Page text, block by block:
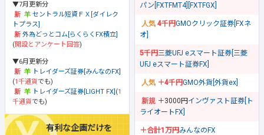
▼7月更新分
セントラル短資ＦＸ[ダイレク
トプラス]
外為どっとコム[らくらくFX積立]
(開設とアンケート回答)
▼6月更新分
トレイダーズ証券[みんなのFX]
(1千通貨でも)
トレイダーズ証券[LIGHT FX] (1
千通貨でも)
有利な企画だけを
パン[FXTFMT4][FXTFGX]
4千円GMOクリック証券[FXネ
オ]
5千円三菱UFJ eスマート証券[三菱
UFJ eスマート証券FX]
＋4千円GMO外貨[外貨ex]
＋3000円インヴァスト証券[ト
ライオートFX]
＋合計1万円みんなのFX